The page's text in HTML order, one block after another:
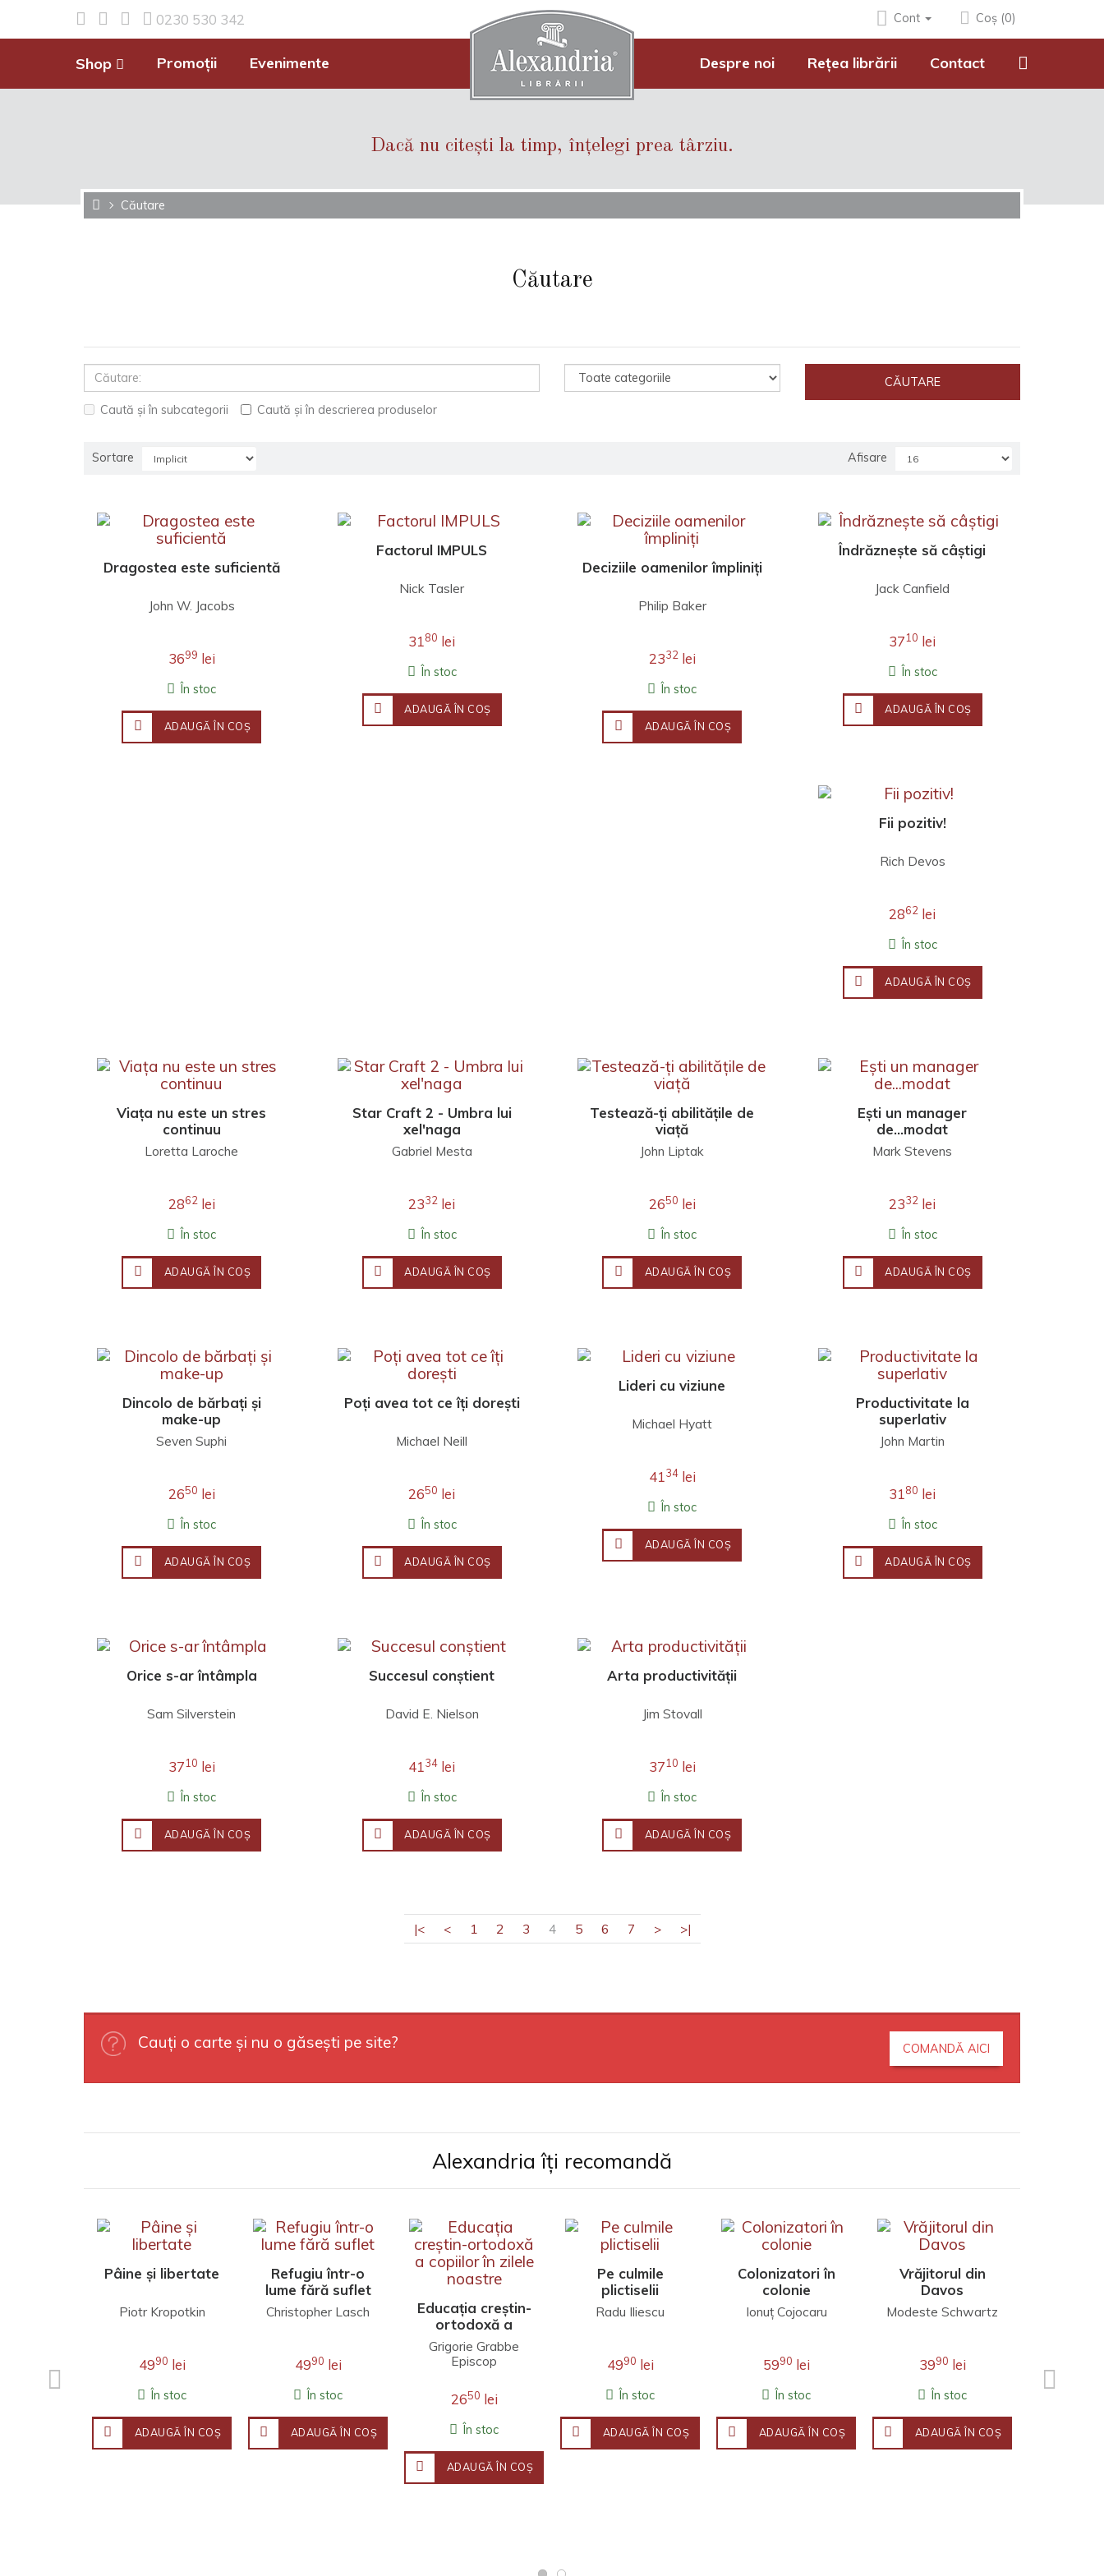
0230 530 342 Cont Coș (0)
Shop Promoții Evenimente Despre noi Rețea librării Contact
Dacă nu citești la timp, înțelegi prea târziu.
Căutare
Căutare
Caută și în subcategorii Caută și în descrierea produselor
Sortare Afisare
Dragostea este suficientă
John W. Jacobs
3699 lei
În stoc
ADAUGĂ ÎN COŞ
Factorul IMPULS
Nick Tasler
3180 lei
În stoc
ADAUGĂ ÎN COŞ
Deciziile oamenilor împliniți
Philip Baker
2332lei
În stoc
ADAUGĂ ÎN COŞ
Îndrăznește să câștigi
Jack Canfield
3710 lei
În stoc
ADAUGĂ ÎN COŞ
Fii pozitiv!
Rich Devos
2862 lei
În stoc
ADAUGĂ ÎN COŞ
Viața nu este un stres
continuu
Loretta Laroche
2862lei
În stoc
ADAUGĂ ÎN COŞ
Star Craft 2 - Umbra lui
xel'naga
Gabriel Mesta
2332 lei
În stoc
ADAUGĂ ÎN COŞ
Testează-ți abilitățile de
viață
John Liptak
2650 lei
În stoc
ADAUGĂ ÎN COŞ
Ești un manager
de...modat
Mark Stevens
2332 lei
În stoc
ADAUGĂ ÎN COŞ
Dincolo de bărbați și
make-up
Seven Suphi
2650 lei
În stoc
ADAUGĂ ÎN COŞ
Poți avea tot ce îți dorești
Michael Neill
2650 lei
În stoc
ADAUGĂ ÎN COŞ
Lideri cu viziune
Michael Hyatt
4134lei
În stoc
ADAUGĂ ÎN COŞ
Productivitate la
superlativ
John Martin
3180 lei
În stoc
ADAUGĂ ÎN COŞ
Orice s-ar întâmpla
Sam Silverstein
3710 lei
În stoc
ADAUGĂ ÎN COŞ
Succesul conștient
David E. Nielson
4134 lei
În stoc
ADAUGĂ ÎN COŞ
Arta productivității
Jim Stovall
3710 lei
În stoc
ADAUGĂ ÎN COŞ
|< < 1 2 3 4 5 6 7 > >|
Cauți o carte și nu o găsești pe site? COMANDĂ AICI
Alexandria îți recomandă
Pâine și libertate
Piotr Kropotkin
4990 lei
În stoc
ADAUGĂ ÎN COŞ
Refugiu într-o
lume fără suflet
Christopher Lasch
4990 lei
În stoc
ADAUGĂ ÎN COŞ
Educația creștin-
ortodoxă a
copiilor în zilele
noastre
Grigorie Grabbe
Episcop
2650 lei
În stoc
ADAUGĂ ÎN COŞ
Pe culmile
plictiselii
Radu Iliescu
4990 lei
În stoc
ADAUGĂ ÎN COŞ
Colonizatori în
colonie
Ionuţ Cojocaru
5990 lei
În stoc
ADAUGĂ ÎN COŞ
Vrăjitorul din
Davos
Modeste Schwartz
3990 lei
În stoc
ADAUGĂ ÎN COŞ